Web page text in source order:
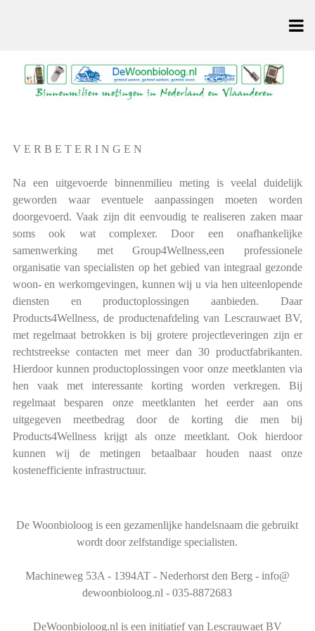
V E R B E T E R I N G E N
Na een uitgevoerde binnenmilieu meting is veelal duidelijk
geworden waar eventuele aanpassingen moeten worden
doorgevoerd. Vaak zijn dit eenvoudig te realiseren zaken maar
soms ook wat complexer. Door een onafhankelijke
samenwerking met Group4Wellness,een professionele
organisatie van specialisten op het gebied van integraal gezonde
woon- en werkomgevingen, kunnen wij u via hen uiteenlopende
diensten en productoplossingen aanbieden. Daar
Products4Wellness, de productenafdeling van Lescrauwaet BV,
met regelmaat betrokken is bij grotere projectleveringen zijn er
rechtstreekse contacten met meer dan 30 productfabrikanten.
Hierdoor kunnen productoplossingen voor onze meetklanten via
hen vaak met interessante korting worden verkregen. Bij
regelmaat besparen onze meetklanten het eerder aan ons
uitgegeven meetbedrag door de korting die men bij
Products4Wellness krijgt als onze meetklant. Ook hierdoor
kunnen wij de metingen betaalbaar houden naast onze
kostenefficiente infrastructuur.
De Woonbioloog is een gezamenlijke handelsnaam die gebruikt
wordt door zelfstandige specialisten.
Machineweg 53A - 1394AT - Nederhorst den Berg - info@
dewoonbioloog.nl - 035-8872683
DeWoonbioloog.nl is een initiatief van Lescrauwaet BV